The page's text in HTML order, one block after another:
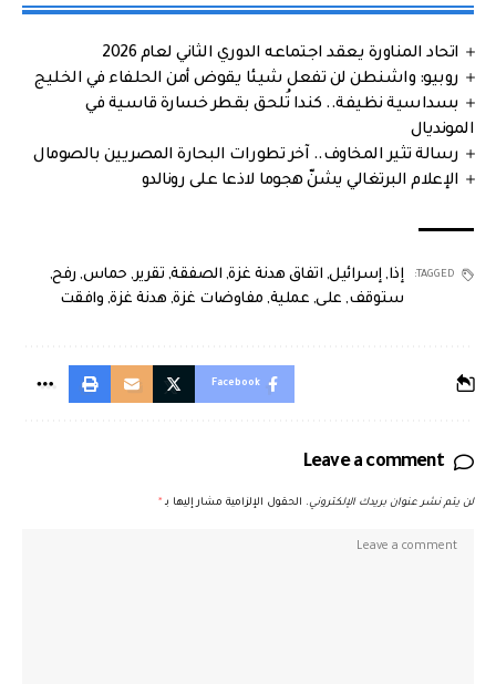
اتحاد المناورة يعقد اجتماعه الدوري الثاني لعام 2026
روبيو: واشنطن لن تفعل شيئا يقوض أمن الحلفاء في الخليج
بسداسية نظيفة.. كندا تُلحق بقطر خسارة قاسية في
المونديال
رسالة تثير المخاوف.. آخر تطورات البحارة المصريين بالصومال
الإعلام البرتغالي يشنّ هجوما لاذعا على رونالدو
TAGGED: إذا, إسرائيل, اتفاق هدنة غزة, الصفقة, تقرير , حماس, رفح,
ستوقف, على, عملية, مفاوضات غزة, هدنة غزة, وافقت
Facebook
Leave a comment
لن يتم نشر عنوان بريدك الإلكتروني. الحقول الإلزامية مشار إليها بـ *